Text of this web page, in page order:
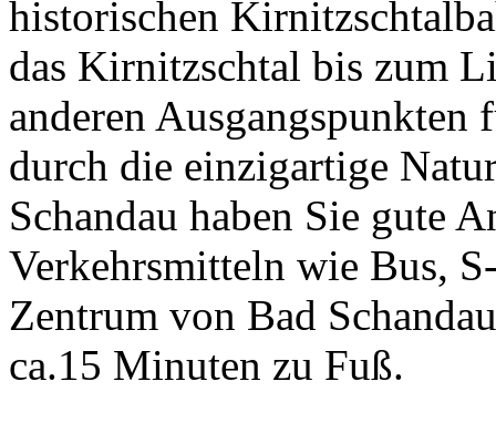
historischen
das Kirnitzschtal bis zum
anderen Ausgangspunkten
durch die einzigartige
Schandau haben Sie gute
Verkehrsmitteln wie Bus,
Zentrum von Bad
ca.15 Minuten zu Fuß.